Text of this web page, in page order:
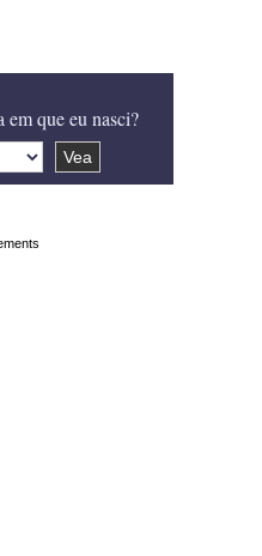
em que eu nasci?